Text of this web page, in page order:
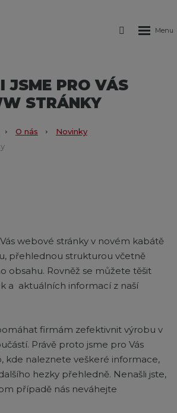
JSME PRO VÁS
STRÁNKY
O nás
Novinky
webové stránky v novém kabátě
přehlednou strukturou včetně
obsahu. Rovněž se můžete těšit
a aktuálních informací z naší
firmám zefektivnit výrobu v
Právě proto jsme pro Vás
kde naleznete veškeré informace,
hezky přehledně. Nenašli jste,
případě nás neváhejte